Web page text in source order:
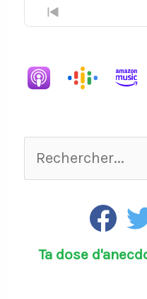
Previous
Episode
Rechercher...
F
a
e
T
t
Ta dose